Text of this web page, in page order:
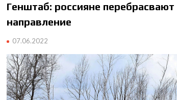
Генштаб: россияне
направление
07.06.2022